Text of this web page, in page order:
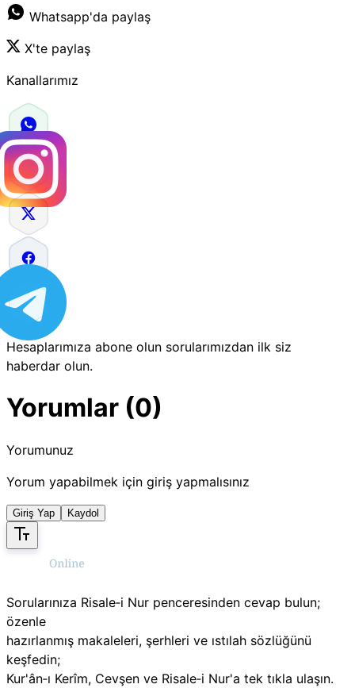
Whatsapp'da paylaş
X'te paylaş
Kanallarımız
Hesaplarımıza abone olun sorularımızdan ilk siz
haberdar olun.
Yorumlar (0)
Yorumunuz
Yorum yapabilmek için giriş yapmalısınız
Giriş Yap Kaydol
Sorularınıza Risale‑i Nur penceresinden cevap bulun;
özenle
hazırlanmış makaleleri, şerhleri ve ıstılah sözlüğünü
keşfedin;
Kur'ân‑ı Kerîm, Cevşen ve Risale‑i Nur'a tek tıkla ulaşın.